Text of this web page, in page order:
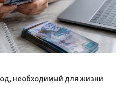
необходимый для жизни